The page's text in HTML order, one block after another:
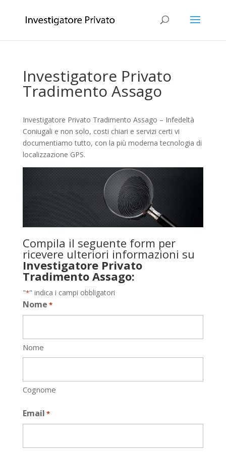
Investigatore Privato
Tradimento Assago
Investigatore Privato Tradimento Assago – Infedeltà
Coniugali e non solo, costi chiari e servizi certi vi
documentiamo tutto, con la più moderna tecnologia di
localizzazione GPS.
Compila il seguente form per
ricevere ulteriori informazioni su
Investigatore Privato
Tradimento Assago:
"*" indica i campi obbligatori
Nome *
Nome
Cognome
Email *